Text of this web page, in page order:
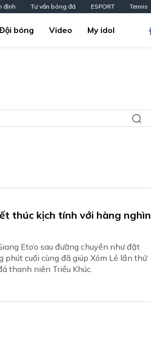
định Tư vấn bóng đá ESPORT Tennis
bóng Video My idol
thúc kịch tính với hàng nghìn
Eto’o sau đường chuyền như đặt
phút cuối cùng đã giúp Xóm Lẻ lần thứ
thanh niên Triều Khúc.